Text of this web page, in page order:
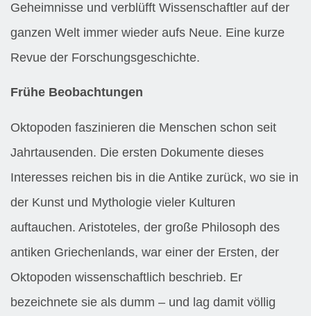
Geheimnisse und verblüfft Wissenschaftler auf der
ganzen Welt immer wieder aufs Neue. Eine kurze
Revue der Forschungsgeschichte.
Frühe Beobachtungen
Oktopoden faszinieren die Menschen schon seit
Jahrtausenden. Die ersten Dokumente dieses
Interesses reichen bis in die Antike zurück, wo sie in
der Kunst und Mythologie vieler Kulturen
auftauchen. Aristoteles, der große Philosoph des
antiken Griechenlands, war einer der Ersten, der
Oktopoden wissenschaftlich beschrieb. Er
bezeichnete sie als dumm – und lag damit völlig